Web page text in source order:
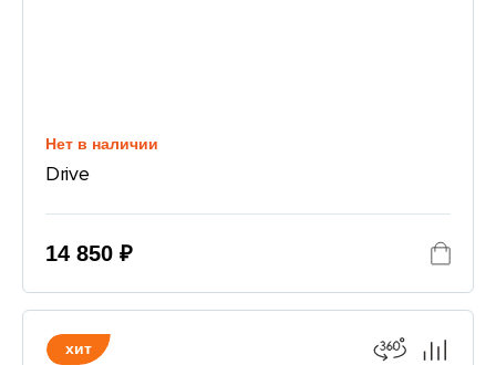
Нет в наличии
Drive
14 850 ₽
хит